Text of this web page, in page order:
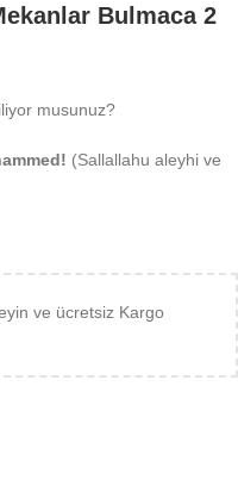
Bulmaca 2
musunuz?
(Sallallahu aleyhi ve
ve ücretsiz Kargo